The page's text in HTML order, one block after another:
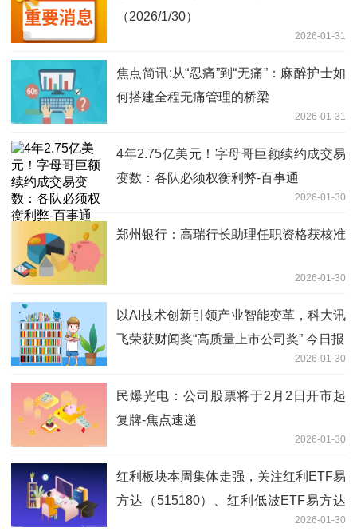
（2026/1/30）
2026-01-31
焦点简讯:从“忍痛”到“无痛”：麻醉护士如
何搭建全程无痛管理的桥梁
2026-01-31
4年2.75亿美元！字母哥巨额续约成交易
变数：各队必须权衡利弊-百事通
2026-01-30
郑州银行：高瑞行长助理任职资格获核准
2026-01-30
以AI技术创新引领产业智能变革，科大讯
飞荣获财闻奖“高质量上市公司奖” 今日报
2026-01-30
民爆光电：公司股票将于2月2日开市起
复牌-焦点速递
2026-01-30
红利板块本周集体走强，关注红利ETF易
方达（515180）、红利低波ETF易方达
（563020）等产品投资价值_当前热点
2026-01-30